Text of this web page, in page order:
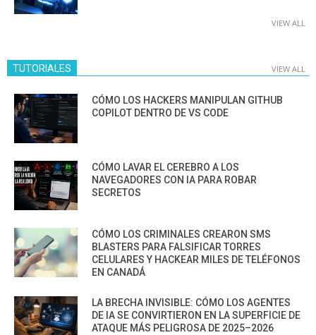
VIEW ALL
TUTORIALES VIEW ALL
CÓMO LOS HACKERS MANIPULAN GITHUB
COPILOT DENTRO DE VS CODE
CÓMO LAVAR EL CEREBRO A LOS
NAVEGADORES CON IA PARA ROBAR
SECRETOS
CÓMO LOS CRIMINALES CREARON SMS
BLASTERS PARA FALSIFICAR TORRES
CELULARES Y HACKEAR MILES DE TELÉFONOS
EN CANADÁ
LA BRECHA INVISIBLE: CÓMO LOS AGENTES
DE IA SE CONVIRTIERON EN LA SUPERFICIE DE
ATAQUE MÁS PELIGROSA DE 2025–2026